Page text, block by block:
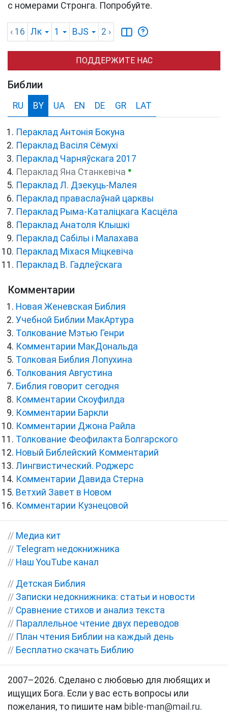
с номерами Стронга. Попробуйте.
‹ 16 Лк 1 BJS 2 ›
ПОДДЕРЖИТЕ НАС
Библии
RU BY UA EN DE GR LAT
Пераклад Антонія Бокуна
Пераклад Васіля Сёмухі
Пераклад Чарняўскага 2017
Пераклад Яна Станкевіча ●
Пераклад Л. Дзекуць-Малея
Пераклад праваслаўнай царквы
Пераклад Рыма-Каталіцкага Касцёла
Пераклад Анатоля Клышкi
Пераклад Сабілы і Малахава
Пераклад Міхася Міцкевіча
Пераклад В. Гадлеўскага
Комментарии
Новая Женевская Библия
Учебной Библии МакАртура
Толкование Мэтью Генри
Комментарии МакДональда
Толковая Библия Лопухина
Толкования Августина
Библия говорит сегодня
Комментарии Скоуфилда
Комментарии Баркли
Комментарии Джона Райла
Толкование Феофилакта Болгарского
Новый Библейский Комментарий
Лингвистический. Роджерс
Комментарии Давида Стерна
Ветхий Завет в Новом
Комментарии Кузнецовой
// Медиа кит
// Telegram недокнижника
// Наш YouTube канал
// Детская Библия
// Записки недокнижника: статьи и новости
// Сравнение стихов и анализ текста
// Параллельное чтение двух переводов
// План чтения Библии на каждый день
// Бесплатно скачать Библию
2007–2026. Сделано с любовью для любящих и
ищущих Бога. Если у вас есть вопросы или
пожелания, то пишите нам bible-man@mail.ru.